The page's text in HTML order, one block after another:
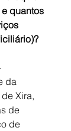
quantos
da
Xira,
de
de